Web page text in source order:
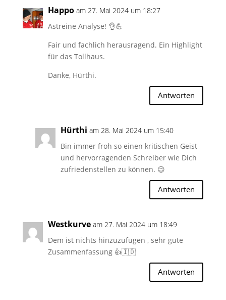
Happo am 27. Mai 2024 um 18:27
Astreine Analyse! 👌💪
Fair und fachlich herausragend. Ein Highlight
für das Tollhaus.
Danke, Hürthi.
Antworten
Hürthi am 28. Mai 2024 um 15:40
Bin immer froh so einen kritischen Geist
und hervorragenden Schreiber wie Dich
zufriedenstellen zu können. 😉
Antworten
Westkurve am 27. Mai 2024 um 18:49
Dem ist nichts hinzuzufügen , sehr gute
Zusammenfassung 👍🇮🇩
Antworten